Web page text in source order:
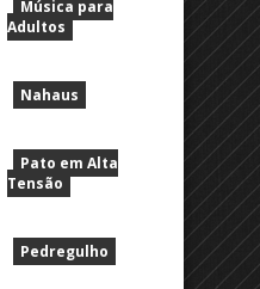
Música para
Adultos
Nahaus
Pato em Alta
Tensão
Pedregulho